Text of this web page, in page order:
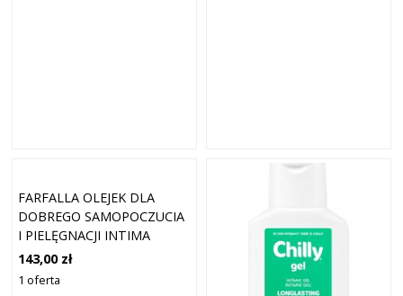
FARFALLA OLEJEK DLA
DOBREGO SAMOPOCZUCIA
I PIELĘGNACJI INTIMA
MIESIĘCZNIE 30 ML
143,00 zł
1 oferta